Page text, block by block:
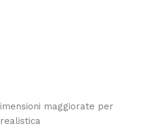
maggiorate per